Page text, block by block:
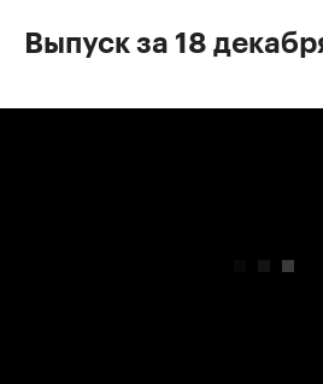
Выпуск за 18